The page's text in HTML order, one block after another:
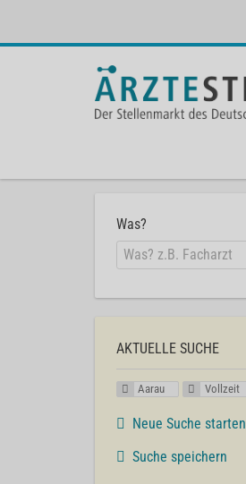
Was?
AKTUELLE SUCHE
Aarau Vollzeit
Neue Suche starten
Suche speichern